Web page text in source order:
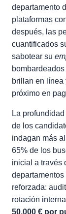
departamento
plataformas
después, las
cuantificados
sabotear su
brillan en línea
próximo en
La
de los
indagan más
65% de los
inicial a través
reforzada:
rotación
50.000 € por